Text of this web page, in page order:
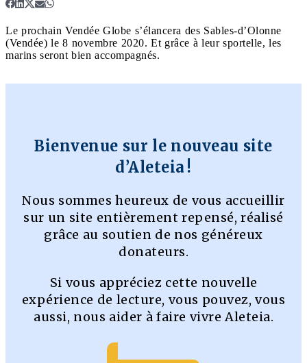
Le prochain Vendée Globe s’élancera des Sables-d’Olonne
(Vendée) le 8 novembre 2020. Et grâce à leur sportelle, les
marins seront bien accompagnés.
Bienvenue sur le nouveau site
d’Aleteia !
Nous sommes heureux de vous accueillir
sur un site entièrement repensé, réalisé
grâce au soutien de nos généreux
donateurs.
Si vous appréciez cette nouvelle
expérience de lecture, vous pouvez, vous
aussi, nous aider à faire vivre Aleteia.